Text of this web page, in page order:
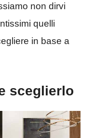
non dirvi
quelli
in base a
sceglierlo